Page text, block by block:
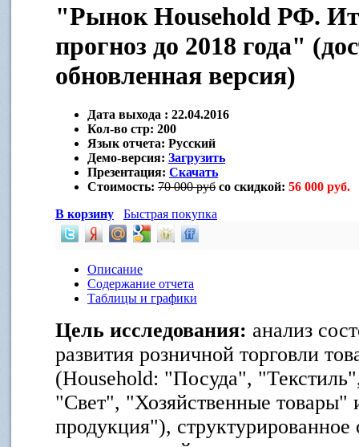
"Рынок Household РФ.
прогноз до 2018 года"
обновленная версия)
Дата выхода : 22.04.2016
Кол-во стр: 200
Язык отчета: Русский
Демо-версия: Загрузить
Презентация: Скачать
Стоимость: 70 000 руб со скидкой: 56 000 руб.
В корзину
Быстрая покупка
Описание
Содержание отчета
Таблицы и графики
Цель исследования: анализ
развития розничной торговли
(Household: "Посуда",
"Свет", "Хозяйственные товары"
продукция"), структурированное